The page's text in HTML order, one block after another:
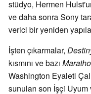
stüdyo, Hermen
ve daha sonra Sony
verici bir yeniden
İşten çıkarmalar,
kısmını ve bazı
Washington Eyaleti
sunulan son İşçi